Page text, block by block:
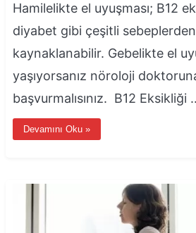
Hamilelikte el uyuşması; B12
diyabet gibi çeşitli sebeplerden
kaynaklanabilir. Gebelikte el
yaşıyorsanız nöroloji
başvurmalısınız. B12 Eksikliği
Devamını Oku »